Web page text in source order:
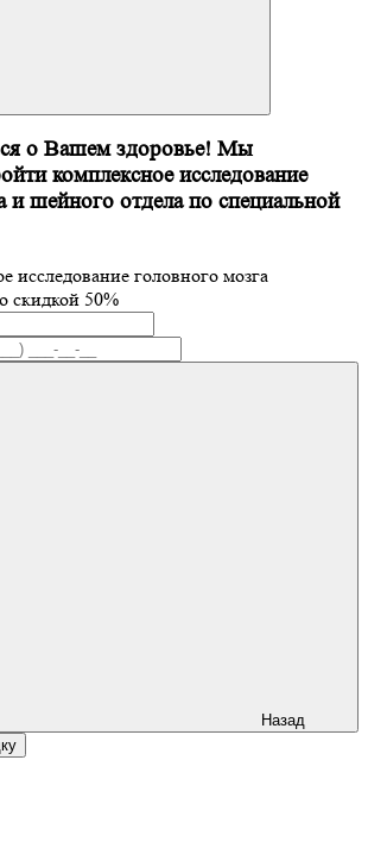
о Вашем здоровье! Мы
комплексное исследование
и шейного отдела по специальной
исследование головного мозга
скидкой 50%
Назад